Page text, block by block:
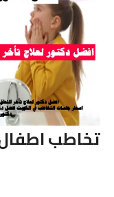
تخاطب